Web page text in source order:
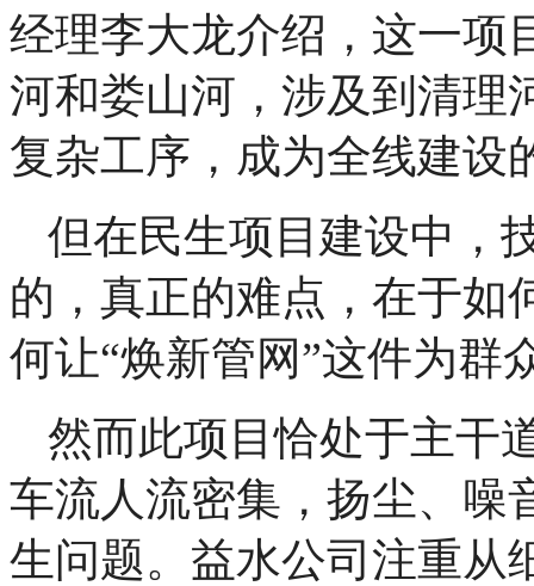
经理李大龙介绍，这一项
河和娄山河，涉及到清理
复杂工序，成为全线建设
但在民生项目建设中，
的，真正的难点，在于如
何让“焕新管网”这件为群
然而此项目恰处于主干
车流人流密集，扬尘、噪
生问题。益水公司注重从